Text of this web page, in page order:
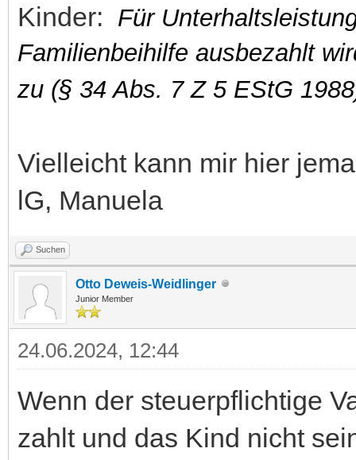
Kinder: Für
Familienbeihilfe ausbezahlt
zu (§ 34 Abs. 7 Z 5 EStG
Vielleicht kann mir hier
lG, Manuela
Suchen
Otto Deweis-Weidlinger
Junior Member
24.06.2024, 12:44
Wenn der steuerpflichtige
zahlt und das Kind nicht